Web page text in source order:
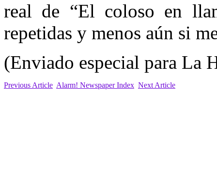
real de “El coloso en
repetidas y menos aún si
(Enviado especial para La
Previous Article Alarm! Newspaper Index Next Article